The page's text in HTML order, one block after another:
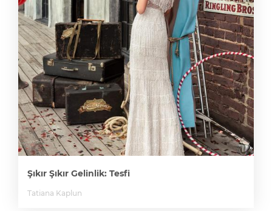
Şıkır Şıkır Gelinlik: Tesfi
Tatiana Kaplun